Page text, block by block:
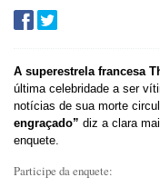
A superestrela francesa
última celebridade a ser
notícias de sua morte
engraçado” diz a clara
enquete.
Participe da enquete: